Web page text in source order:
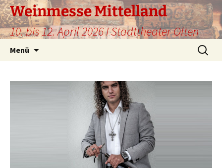
Weinmesse Mittelland
10. bis 12. April 2026 I Stadttheater Olten
Menü
Suche
nach: